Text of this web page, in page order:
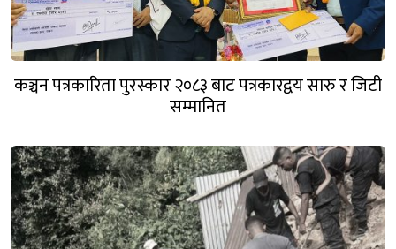
कञ्चन पत्रकारिता पुरस्कार २०८३ बाट पत्रकारद्वय सारु र जिटी
सम्मानित